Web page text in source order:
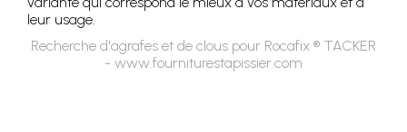
leur usage.
Recherche d'agrafes et de clous pour Rocafix ® TACKER
- www.fourniturestapissier.com